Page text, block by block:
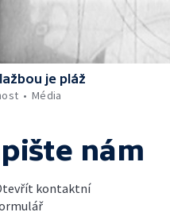
je pláž
Média
nám
kontaktní